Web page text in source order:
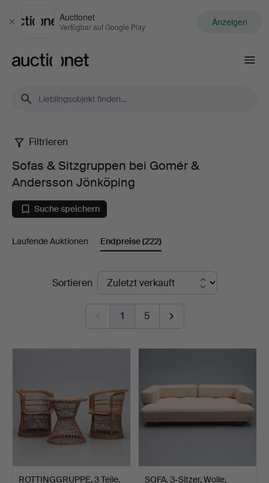
Schließen
Auctionet
Verfügbar auf Google Play Anzeigen
Sofas
Sitzgruppen
bei
Andersson
Jönköping
Filtrieren
Sofas & Sitzgruppen bei Gomér &
Andersson Jönköping
Suche speichern
Laufende Auktionen Endpreise(222)
EndpreiseSortieren
1 5
ROTTINGGRUPPE, 3 Teile.
SOFA. 3-Sitzer, Wolle,